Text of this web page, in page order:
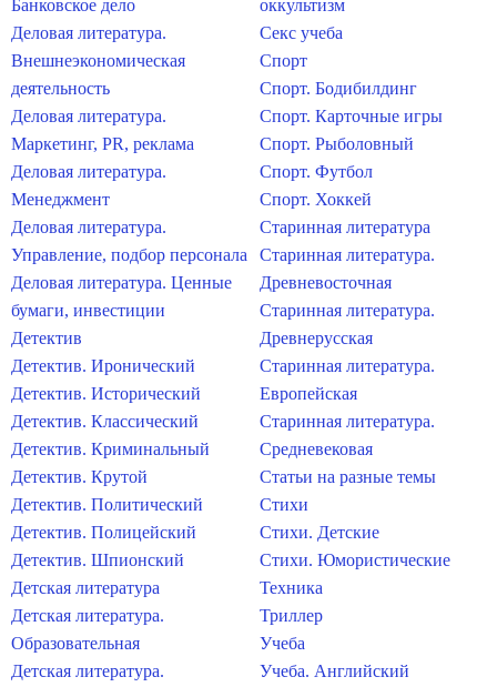
Банковское дело
Деловая литература.
Внешнеэкономическая
деятельность
Деловая литература.
Маркетинг, PR, реклама
Деловая литература.
Менеджмент
Деловая литература.
Управление, подбор персонала
Деловая литература. Ценные
бумаги, инвестиции
Детектив
Детектив. Иронический
Детектив. Исторический
Детектив. Классический
Детектив. Криминальный
Детектив. Крутой
Детектив. Политический
Детектив. Полицейский
Детектив. Шпионский
Детская литература
Детская литература.
Образовательная
Детская литература.
оккультизм
Секс учеба
Спорт
Спорт. Бодибилдинг
Спорт. Карточные игры
Спорт. Рыболовный
Спорт. Футбол
Спорт. Хоккей
Старинная литература
Старинная литература.
Древневосточная
Старинная литература.
Древнерусская
Старинная литература.
Европейская
Старинная литература.
Средневековая
Статьи на разные темы
Стихи
Стихи. Детские
Стихи. Юмористические
Техника
Триллер
Учеба
Учеба. Английский